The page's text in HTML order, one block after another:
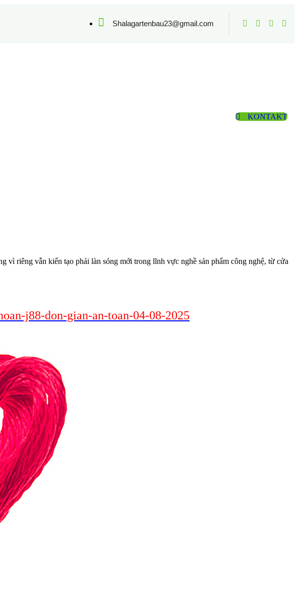
Shalagartenbau23@gmail.com
KONTAKT
vì riêng vẫn kiến tạo phải làn sóng mới trong lĩnh vực nghề sản phẩm công nghệ, từ cửa
j88-don-gian-an-toan-04-08-2025